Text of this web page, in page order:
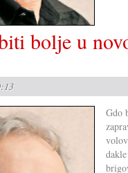
bolje u
Gdo